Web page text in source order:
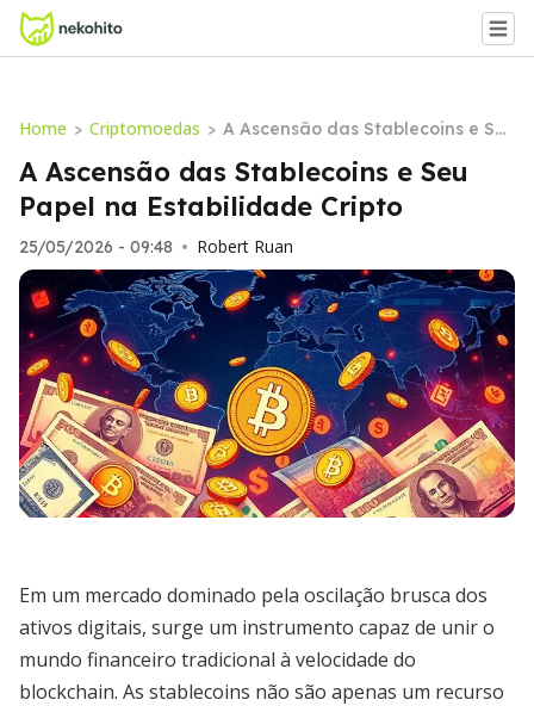
Home > Criptomoedas > A Ascensão das Stablecoins e Se
u Papel na Estabilidade Cripto
A Ascensão das Stablecoins e Seu
Papel na Estabilidade Cripto
25/05/2026 - 09:48 • Robert Ruan
Em um mercado dominado pela oscilação brusca dos
ativos digitais, surge um instrumento capaz de unir o
mundo financeiro tradicional à velocidade do
blockchain. As stablecoins não são apenas um recurso